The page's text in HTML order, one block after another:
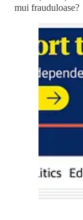
mui frauduloase?